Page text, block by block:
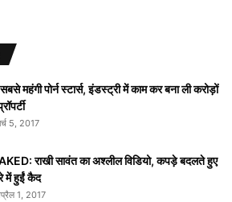
महंगी पोर्न स्टार्स, इंडस्ट्री में काम कर बना ली करोड़ों
5, 2017
राखी सावंत का अश्लील विडियो, कपड़े बदलते हुए
में हुईं कैद
1, 2017